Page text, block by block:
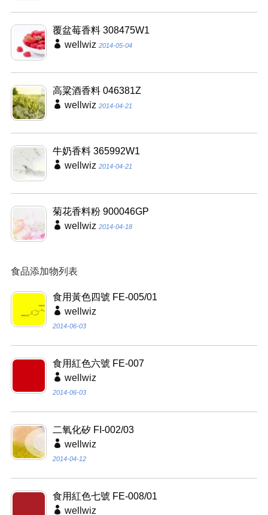
覆盆莓香料 308475W1
wellwiz 2014-05-04
高粱酒香料 046381Z
wellwiz 2014-04-21
牛奶香料 365992W1
wellwiz 2014-04-21
菊花香料粉 900046GP
wellwiz 2014-04-18
食品添加物列表
食用黃色四號 FE-005/01
wellwiz
2014-06-03
食用紅色六號 FE-007
wellwiz
2014-06-03
二氧化矽 FI-002/03
wellwiz
2014-04-12
食用紅色七號 FE-008/01
wellwiz